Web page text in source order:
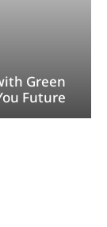
Green
Future